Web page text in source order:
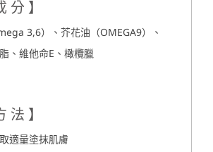
分】
3,6）、芥花油（OMEGA9）、
、維他命E、橄欖臘
法】
適量塗抹肌膚